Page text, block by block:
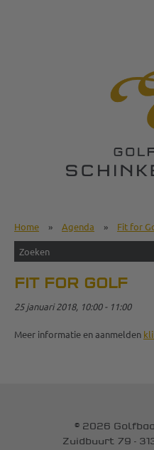
Home » Agenda » Fit for
FIT FOR GOLF
25 januari 2018, 10:00 - 11:00
Meer informatie en aanmelden
© 2026
Zuidbuurt 79 -